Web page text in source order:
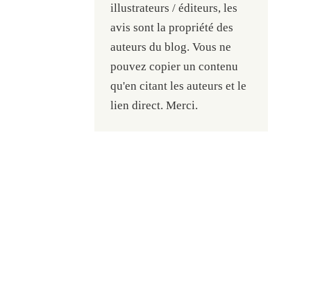
illustrateurs / éditeurs, les
avis sont la propriété des
auteurs du blog. Vous ne
pouvez copier un contenu
qu'en citant les auteurs et le
lien direct. Merci.